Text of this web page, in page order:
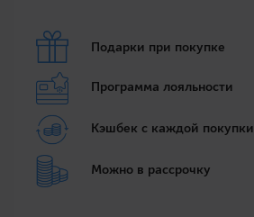
Подарки при покупке
Программа лояльности
Кэшбек с каждой покупки
Можно в рассрочку